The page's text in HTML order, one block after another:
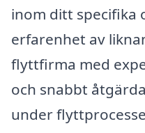
inom ditt specifika
erfarenhet av
flyttfirma med
och snabbt
under